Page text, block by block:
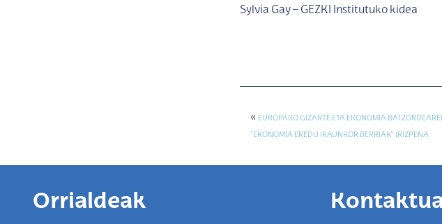
Sylvia Gay – GEZKI Institutuko kidea
« EUROPAKO GIZARTE ETA EKONOMIA
“EKONOMIA EREDU IRAUNKOR BERRIAK” IRIZPENA
Orrialdeak